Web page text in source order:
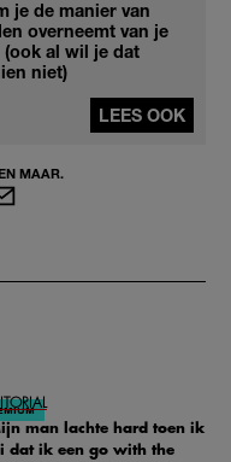
je de manier van
overneemt van je
al wil je dat
niet)
LEES OOK
MAAR.
man lachte hard toen ik
dat ik een go with the